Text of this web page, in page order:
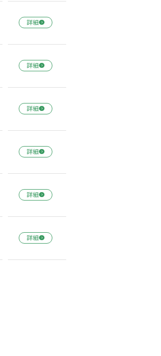
詳細
詳細
詳細
詳細
詳細
詳細